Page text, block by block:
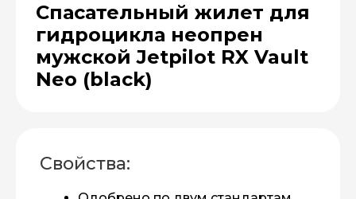
Спасательный жилет для
гидроцикла неопрен
мужской Jetpilot RX Vault
Neo (black)
Свойства: